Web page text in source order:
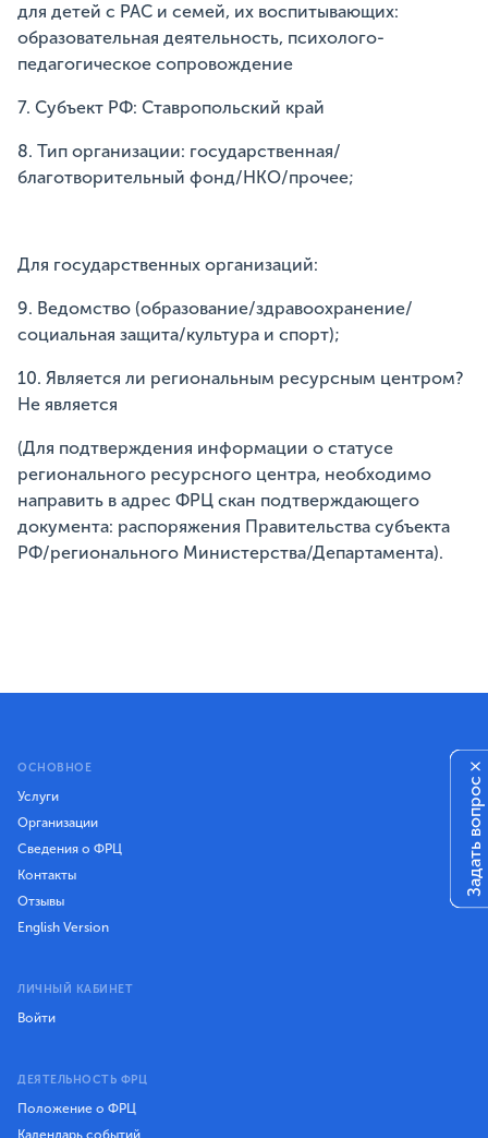
для детей с РАС и семей, их воспитывающих:
образовательная деятельность, психолого-
педагогическое сопровождение
7. Субъект РФ: Ставропольский край
8. Тип организации: государственная/
благотворительный фонд/НКО/прочее;
Для государственных организаций:
9. Ведомство (образование/здравоохранение/
социальная защита/культура и спорт);
10. Является ли региональным ресурсным центром?
Не является
(Для подтверждения информации о статусе
регионального ресурсного центра, необходимо
направить в адрес ФРЦ скан подтверждающего
документа: распоряжения Правительства субъекта
РФ/регионального Министерства/Департамента).
ОСНОВНОЕ
Услуги
Организации
Сведения о ФРЦ
Контакты
Отзывы
English Version
ЛИЧНЫЙ КАБИНЕТ
Войти
ДЕЯТЕЛЬНОСТЬ ФРЦ
Положение о ФРЦ
Календарь событий
Задать вопрос
×